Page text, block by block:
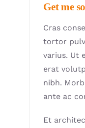
Get me
Cras
tortor
varius. Ut
erat
nibh.
ante ac
Et